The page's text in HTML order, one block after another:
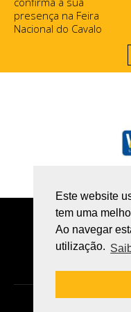
Este website
tem uma
Ao navegar
utilização.
presença na Feira
Nacional do Cavalo
LIVRO DE
GOMES